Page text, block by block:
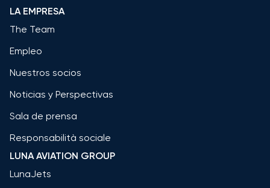
LA EMPRESA
The Team
Empleo
Nuestros socios
Noticias y Perspectivas
Sala de prensa
Responsabilità sociale
LUNA AVIATION GROUP
LunaJets